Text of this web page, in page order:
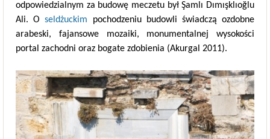
odpowiedzialnym za budowę meczetu był Şamlı Dımışklıoğlu
Ali. Oseldżuckim pochodzeniu budowli świadczą ozdobne
arabeski, fajansowe mozaiki, monumentalnej wysokości
portal zachodni oraz bogate zdobienia (Akurgal 2011).